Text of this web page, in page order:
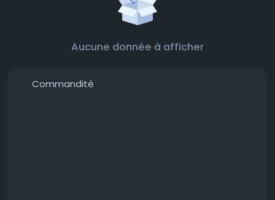
Aucune donnée à afficher
Commandité